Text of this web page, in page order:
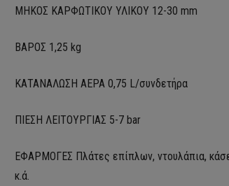
ΜΗΚΟΣ ΚΑΡΦΩΤΙΚΟΥ ΥΛΙΚΟΥ 12-30 mm
ΒΑΡΟΣ 1,25 kg
ΚΑΤΑΝΑΛΩΣΗ ΑΕΡΑ 0,75 L/συνδετήρα
ΠΙΕΣΗ ΛΕΙΤΟΥΡΓΙΑΣ 5-7 bar
ΕΦΑΡΜΟΓΕΣ Πλάτες επίπλων, ντουλάπια,
κ.ά.